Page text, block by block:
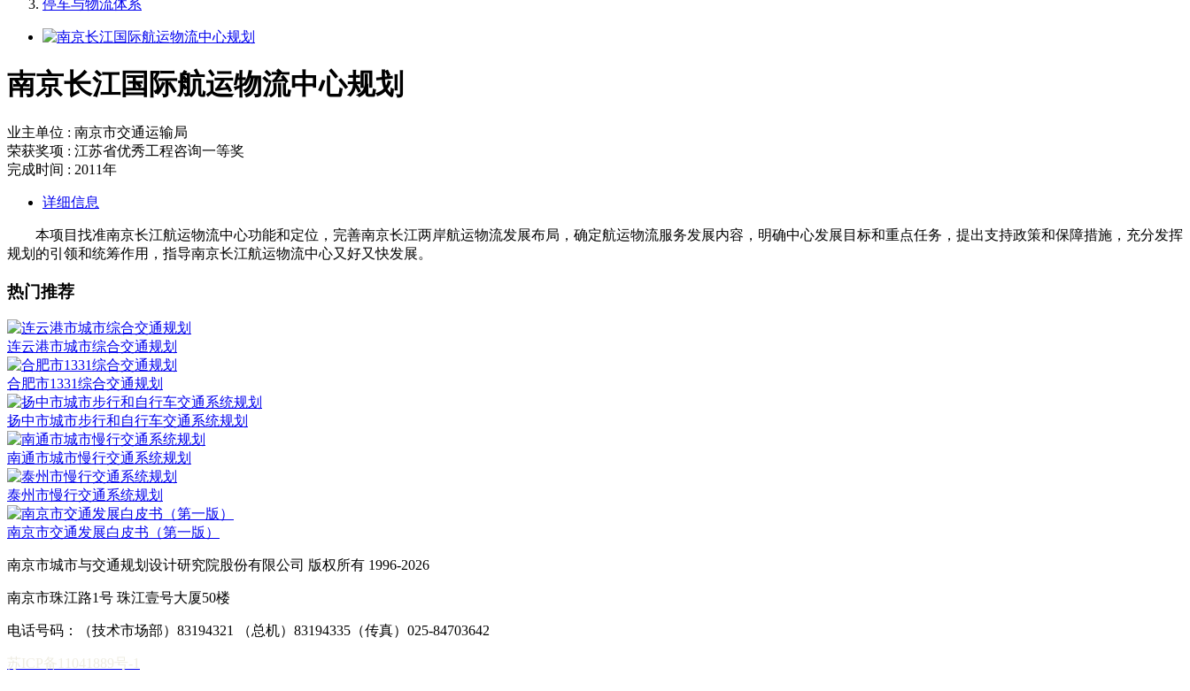
停车与物流体系
南京长江国际航运物流中心规划
业主单位 : 南京市交通运输局
荣获奖项 : 江苏省优秀工程咨询一等奖
完成时间 : 2011年
详细信息
本项目找准南京长江航运物流中心功能和定位，完善南京长江两岸航运物流发展布局，确定航运物流服务发展内容，明确中心发展目标和重点任务，提出支持政策和保障措施，充分发挥
规划的引领和统筹作用，指导南京长江航运物流中心又好又快发展。
热门推荐
连云港市城市综合交通规划
合肥市1331综合交通规划
扬中市城市步行和自行车交通系统规划
南通市城市慢行交通系统规划
泰州市慢行交通系统规划
南京市交通发展白皮书（第一版）
南京市城市与交通规划设计研究院股份有限公司 版权所有 1996-2026
南京市珠江路1号 珠江壹号大厦50楼
电话号码：（技术市场部）83194321 （总机）83194335（传真）025-84703642
苏ICP备11041889号-1